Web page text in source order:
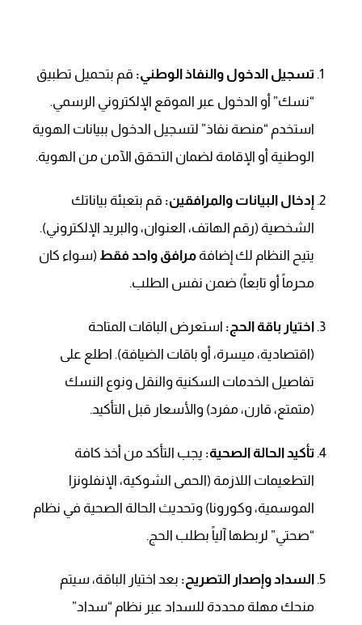
تسجيل الدخول والنفاذ الوطني: قم بتحميل تطبيق
“نسك” أو الدخول عبر الموقع الإلكتروني الرسمي.
استخدم “منصة نفاذ” لتسجيل الدخول ببيانات الهوية
الوطنية أو الإقامة لضمان التحقق الآمن من الهوية.
إدخال البيانات والمرافقين: قم بتعبئة بياناتك
الشخصية (رقم الهاتف، العنوان، والبريد الإلكتروني).
يتيح النظام لك إضافة مرافق واحد فقط (سواء كان
محرماً أو تابعاً) ضمن نفس الطلب.
اختيار باقة الحج: استعرض الباقات المتاحة
(اقتصادية، ميسرة، أو باقات الضيافة). اطلع على
تفاصيل الخدمات السكنية والنقل ونوع النسك
(متمتع، قارن، مفرد) والأسعار قبل التأكيد.
تأكيد الحالة الصحية: يجب التأكد من أخذ كافة
التطعيمات اللازمة (الحمى الشوكية، الإنفلونزا
الموسمية، وكورونا) وتحديث الحالة الصحية في نظام
“صحتي” لربطها آلياً بطلب الحج.
السداد وإصدار التصريح: بعد اختيار الباقة، سيتم
منحك مهلة محددة للسداد عبر نظام “سداد”